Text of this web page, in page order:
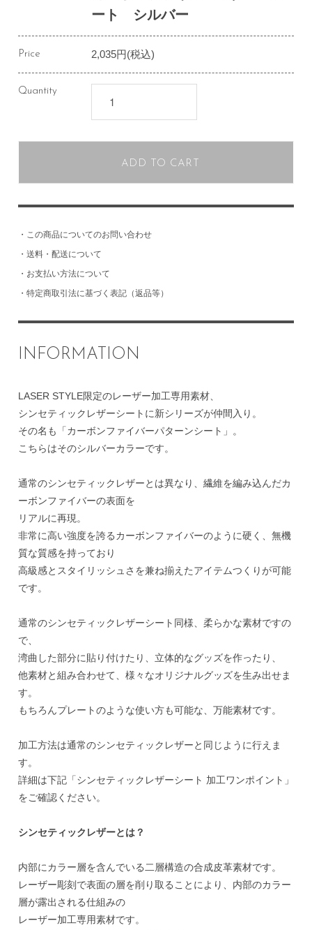
ート シルバー
Price 2,035円(税込)
Quantity
ADD TO CART
・ この商品についてのお問い合わせ
・ 送料・配送について
・ お支払い方法について
・ 特定商取引法に基づく表記（返品等）
INFORMATION
LASER STYLE限定のレーザー加工専用素材、
シンセティックレザーシートに新シリーズが仲間入り。
その名も「カーボンファイバーパターンシート」。
こちらはそのシルバーカラーです。
通常のシンセティックレザーとは異なり、繊維を編み込んだカ
ーボンファイバーの表面を
リアルに再現。
非常に高い強度を誇るカーボンファイバーのように硬く、無機
質な質感を持っており
高級感とスタイリッシュさを兼ね揃えたアイテムつくりが可能
です。
通常のシンセティックレザーシート同様、柔らかな素材ですの
で、
湾曲した部分に貼り付けたり、立体的なグッズを作ったり、
他素材と組み合わせて、様々なオリジナルグッズを生み出せま
す。
もちろんプレートのような使い方も可能な、万能素材です。
加工方法は通常のシンセティックレザーと同じように行えま
す。
詳細は下記「シンセティックレザーシート 加工ワンポイント」
をご確認ください。
シンセティックレザーとは？
内部にカラー層を含んでいる二層構造の合成皮革素材です。
レーザー彫刻で表面の層を削り取ることにより、内部のカラー
層が露出される仕組みの
レーザー加工専用素材です。